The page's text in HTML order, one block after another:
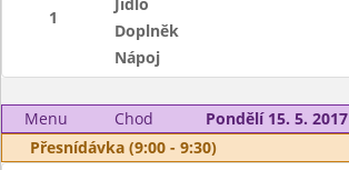
1
Doplněk
Nápoj
Menu Chod
Pondělí 15. 5. 2017
Přesnídávka (9:00 - 9:30)